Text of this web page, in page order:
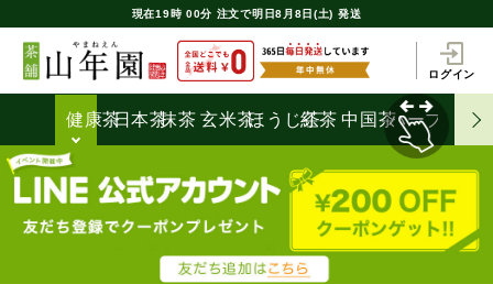
現在19時 00分 注文で明日8月8日(土) 発送
ログイン
健康茶日本茶抹茶 玄米茶ほうじ茶
紅茶 中国茶ハーブティ